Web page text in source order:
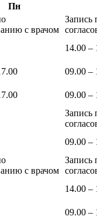
Пн
с врачом
Запись
14.00 –
09.00 –
09.00 –
Запись
09.00 –
с врачом
Запись
14.00 –
09.00 –